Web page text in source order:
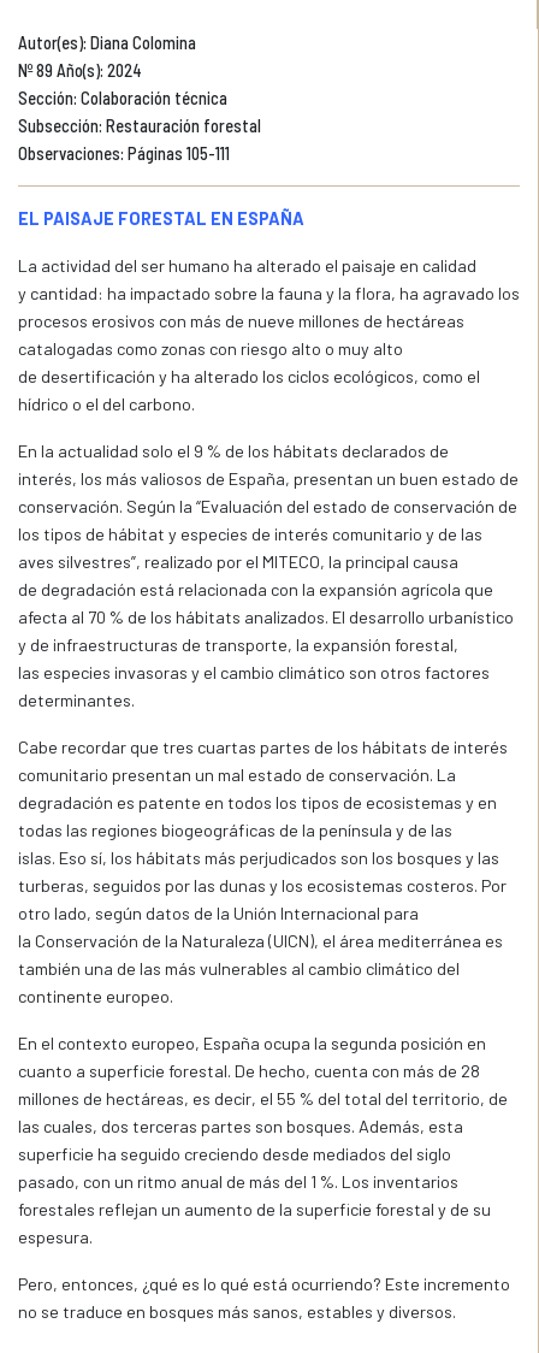
Autor(es): Diana Colomina
Nº 89 Año(s): 2024
Sección: Colaboración técnica
Subsección: Restauración forestal
Observaciones: Páginas 105-111
EL PAISAJE FORESTAL EN ESPAÑA
La actividad del ser humano ha alterado el paisaje en calidad
y cantidad: ha impactado sobre la fauna y la flora, ha agravado los
procesos erosivos con más de nueve millones de hectáreas
catalogadas como zonas con riesgo alto o muy alto
de desertificación y ha alterado los ciclos ecológicos, como el
hídrico o el del carbono.
En la actualidad solo el 9 % de los hábitats declarados de
interés, los más valiosos de España, presentan un buen estado de
conservación. Según la “Evaluación del estado de conservación de
los tipos de hábitat y especies de interés comunitario y de las
aves silvestres”, realizado por el MITECO, la principal causa
de degradación está relacionada con la expansión agrícola que
afecta al 70 % de los hábitats analizados. El desarrollo urbanístico
y de infraestructuras de transporte, la expansión forestal,
las especies invasoras y el cambio climático son otros factores
determinantes.
Cabe recordar que tres cuartas partes de los hábitats de interés
comunitario presentan un mal estado de conservación. La
degradación es patente en todos los tipos de ecosistemas y en
todas las regiones biogeográficas de la península y de las
islas. Eso sí, los hábitats más perjudicados son los bosques y las
turberas, seguidos por las dunas y los ecosistemas costeros. Por
otro lado, según datos de la Unión Internacional para
la Conservación de la Naturaleza (UICN), el área mediterránea es
también una de las más vulnerables al cambio climático del
continente europeo.
En el contexto europeo, España ocupa la segunda posición en
cuanto a superficie forestal. De hecho, cuenta con más de 28
millones de hectáreas, es decir, el 55 % del total del territorio, de
las cuales, dos terceras partes son bosques. Además, esta
superficie ha seguido creciendo desde mediados del siglo
pasado, con un ritmo anual de más del 1 %. Los inventarios
forestales reflejan un aumento de la superficie forestal y de su
espesura.
Pero, entonces, ¿qué es lo qué está ocurriendo? Este incremento
no se traduce en bosques más sanos, estables y diversos.